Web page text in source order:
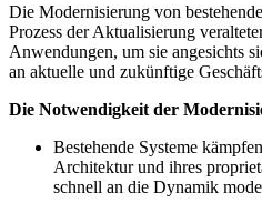
Die Modernisierung von
Prozess der Aktualisierung
Anwendungen, um sie angesichts
an aktuelle und zukünftige
Die Notwendigkeit der
Bestehende Systeme
Architektur und ihres
schnell an die Dynamik